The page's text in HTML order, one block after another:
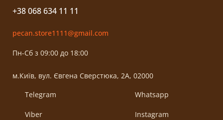
+38 068 634 11 11
pecan.store1111@gmail.com
Пн-Сб з 09:00 до 18:00
м.Київ, вул. Євгена Сверстюка, 2А, 02000
Telegram
Viber
Whatsapp
Instagram